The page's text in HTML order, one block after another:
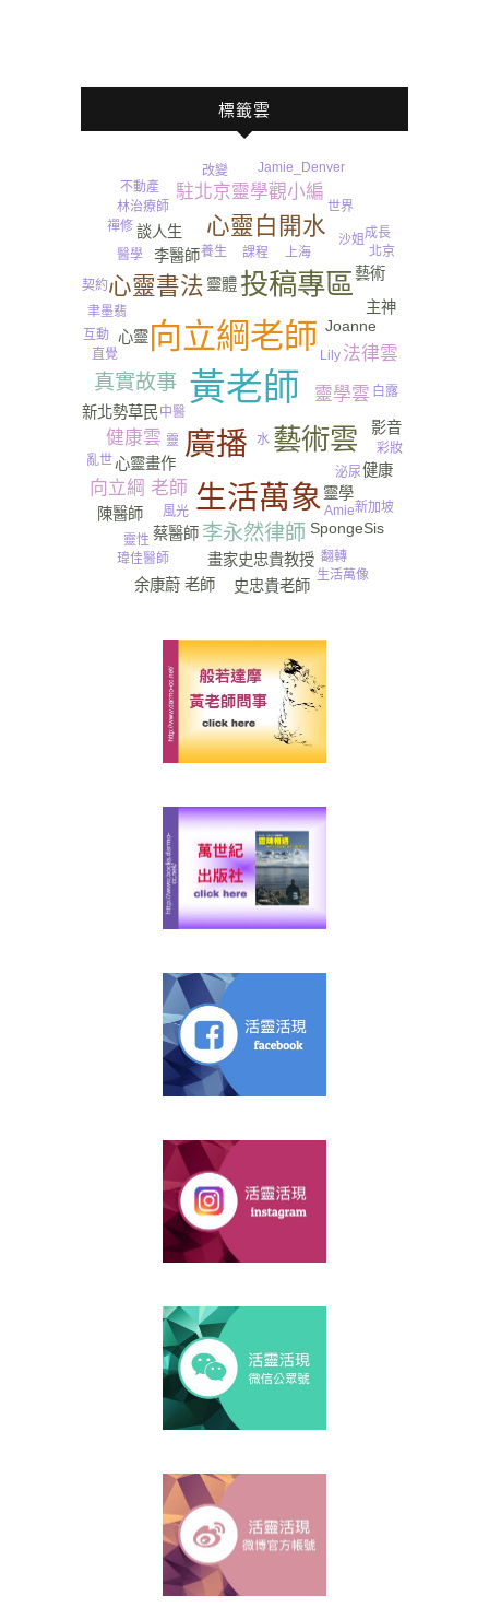
標籤雲
黃老師
向立綱老師
廣播
生活萬象
投稿專區
藝術雲
心靈白開水
心靈書法
李永然律師
真實故事
健康雲
駐北京靈學觀小編
靈學雲
向立綱 老師
法律雲
心靈
李醫師
靈體
畫家史忠貴教授
Joanne
新北勢草民
靈學
蔡醫師
心靈畫作
SpongeSis
主神
影音
談人生
史忠貴老師
健康
陳醫師
余康蔚 老師
藝術
林治療師
養生 上海
Lily
白露
翻轉
沙姐
醫學
瑋佳醫師
聿墨翡
風光 新加坡
課程
Jamie_Denver
世界
互動
彩妝
直覺
中醫
改變
靈
靈性
不動產
北京
契約
禪修
泌尿
亂世
生活萬像
Amie
成長
水